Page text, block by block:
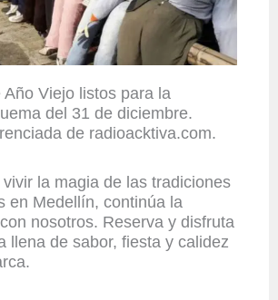
Año Viejo listos para la
del 31 de diciembre.
de radioacktiva.com.
la magia de las tradiciones
en Medellín, continúa la
nosotros. Reserva y disfruta
llena de sabor, fiesta y calidez